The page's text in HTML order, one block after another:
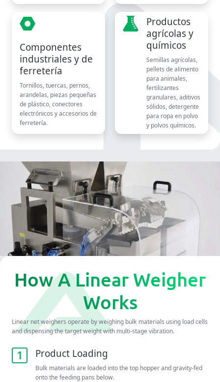
Componentes
industriales y de
ferretería
Tornillos, tuercas, pernos,
arandelas, piezas pequeñas
de plástico, conectores
electrónicos y accesorios de
ferretería.
Productos
agrícolas y
químicos
Semillas agrícolas,
pellets de alimento
para animales,
fertilizantes
granulares, aditivos
sólidos, detergente
para ropa en polvo
y polvos químicos.
How A Linear Weigher
Works
Linear net weighers operate by weighing bulk materials using load cells
and dispensing the target weight with multi-stage vibration.
Product Loading
Bulk materials are loaded into the top hopper and gravity-fed
onto the feeding pans below.